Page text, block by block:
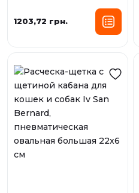
1203,72 грн.